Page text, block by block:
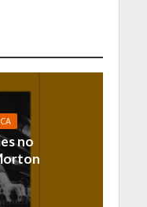
no